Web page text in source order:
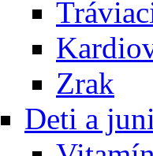
Zrak
Deti a